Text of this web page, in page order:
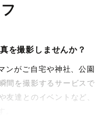
を撮影しませんか？
ンがご自宅や神社、公園
間を撮影するサービスで
友達とのイベントなど、